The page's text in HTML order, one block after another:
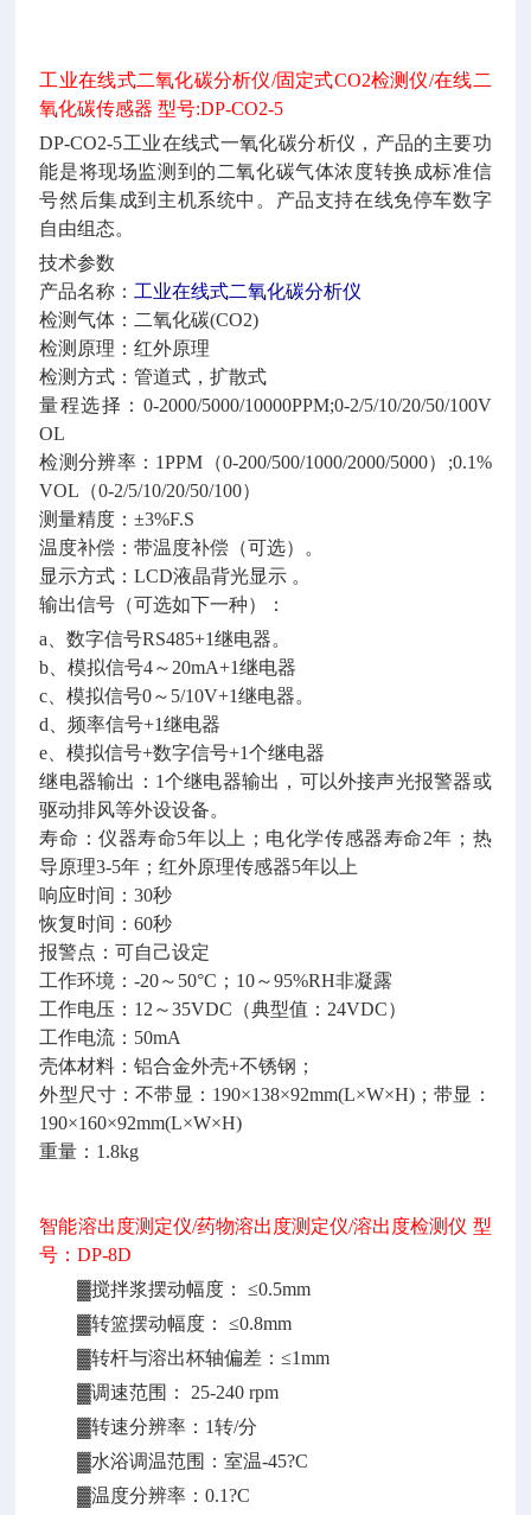
工业在线式二氧化碳分析仪/固定式CO2检测仪/在线二
氧化碳传感器 型号:DP-CO2-5
DP-CO2-5工业在线式一氧化碳分析仪，产品的主要功
能是将现场监测到的二氧化碳气体浓度转换成标准信
号然后集成到主机系统中。产品支持在线免停车数字
自由组态。
技术参数
产品名称： 工业在线式二氧化碳分析仪
检测气体：二氧化碳(CO2)
检测原理：红外原理
检测方式：管道式，扩散式
量程选择： 0-2000/5000/10000PPM;0-2/5/10/20/50/100V
OL
检测分辨率： 1PPM（0-200/500/1000/2000/5000）;0.1%
VOL（0-2/5/10/20/50/100）
测量精度：±3%F.S
温度补偿：带温度补偿（可选）。
显示方式：LCD液晶背光显示 。
输出信号（可选如下一种）：
a、数字信号RS485+1继电器。
b、模拟信号4～20mA+1继电器
c、模拟信号0～5/10V+1继电器。
d、频率信号+1继电器
e、模拟信号+数字信号+1个继电器
继电器输出： 1个继电器输出，可以外接声光报警器或
驱动排风等外设设备。
寿命：仪器寿命5年以上；电化学传感器寿命2年；热
导原理3-5年；红外原理传感器5年以上
响应时间：30秒
恢复时间：60秒
报警点：可自己设定
工作环境：-20～50°C；10～95%RH非凝露
工作电压： 12～35VDC（典型值：24VDC）
工作电流： 50mA
壳体材料：铝合金外壳+不锈钢；
外型尺寸：不带显： 190×138×92mm(L×W×H)；带显：
190×160×92mm(L×W×H)
重量： 1.8kg
智能溶出度测定仪/药物溶出度测定仪/溶出度检测仪 型
号：DP-8D
▓搅拌浆摆动幅度： ≤0.5mm
▓转篮摆动幅度： ≤0.8mm
▓转杆与溶出杯轴偏差：≤1mm
▓调速范围： 25-240 rpm
▓转速分辨率：1转/分
▓水浴调温范围：室温-45?C
▓温度分辨率：0.1?C